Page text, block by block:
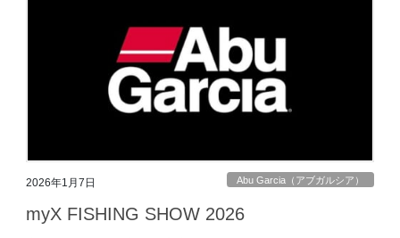
2026年1月7日 Abu Garcia（アブガルシア）
myX FISHING SHOW 2026